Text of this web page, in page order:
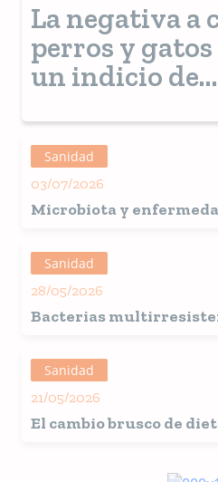
La negativa a
perros y gatos
un indicio de
y avanzadas.
Sanidad
03/07/2026
Microbiota y
rutinario de la dieta
salud
Sanidad
28/05/2026
Bacterias
riesgo para la salud
Sanidad
21/05/2026
El cambio brusco de